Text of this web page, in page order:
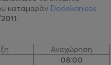
καταμαράν Dodekanisos
.
Αναχώρηση
08:00